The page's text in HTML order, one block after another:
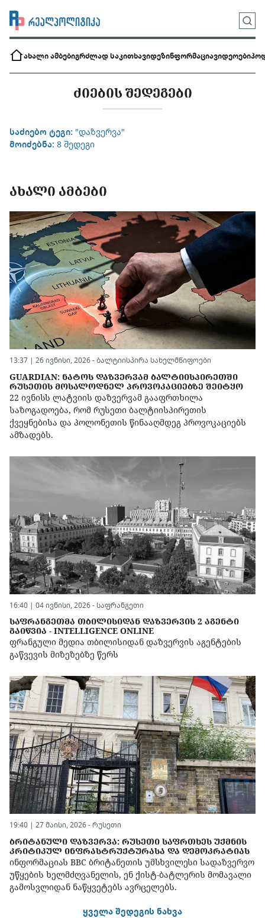
ახალი ამბებიგრძლად საკითხავიდეზინფორმაციავიდეოები
ᲫᲘᲔᲑᲘᲡ ᲨᲔᲓᲔᲒᲔᲑᲘ
საძიებო ტეგი: "დაზვერვა"
მოიძებნა: 8 შედეგი
ᲐᲮᲐᲚᲘ ᲐᲛᲑᲔᲑᲘ
13:37 | 26 ივნისი, 2026 - ბალტიისპირა სახელმწიფოები
GUARDIAN: ᲜᲐᲢᲝᲡ ᲓᲐᲖᲕᲔᲠᲕᲐᲛ ᲑᲐᲚᲢᲘᲘᲡᲞᲘᲠᲔᲗᲨᲘ
ᲠᲣᲡᲔᲗᲘᲡ ᲛᲝᲡᲐᲚᲝᲓᲜᲔᲚ ᲞᲠᲝᲕᲝᲙᲐᲪᲘᲔᲑᲖᲔ ᲨᲔᲘᲢᲧᲝ
22 ივნისს ლატვიის დაზვერვამ გააფრთხილა
საზოგადოება, რომ რუსეთი ბალტიისპირეთის
ქვეყნებისა და პოლონეთის წინააღმდეგ პროვოკაციებს
ამზადებს.
16:40 | 04 ივნისი, 2026 - საფრანგეთი
ᲡᲐᲤᲠᲐᲜᲒᲔᲗᲛᲐ ᲗᲑᲘᲚᲘᲡᲘᲓᲐᲜ ᲓᲐᲖᲕᲔᲠᲕᲘᲡ 2 ᲐᲒᲔᲜᲢᲘ
ᲒᲐᲘᲬᲕᲘᲐ - INTELLIGENCE ONLINE
ფრანგული მედია თბილისიდან დაზვერვის აგენტების
გაწვევის მიზეზებზე წერს
19:40 | 27 მაისი, 2026 - რუსეთი
ᲑᲠᲘᲢᲐᲜᲣᲚᲘ ᲓᲐᲖᲕᲔᲠᲕᲐ: ᲠᲣᲡᲔᲗᲘ ᲡᲐᲤᲠᲗᲮᲔᲡ ᲣᲥᲛᲜᲘᲡ
ᲙᲠᲘᲢᲘᲙᲣᲚ ᲘᲜᲤᲠᲐᲡᲢᲠᲣᲥᲢᲣᲠᲐᲡᲐ ᲓᲐ ᲓᲔᲛᲝᲙᲠᲐᲢᲘᲐᲡ
ინფორმაციას BBC ბრიტანეთის უმსხვილესი სადაზვერვო
უწყების ხელმძღვანელის, ენ ქისტ-ბატლერის მომავალი
გამოსვლიდან ნაწყვეტებს ავრცელებს.
ყველა შედეგის ნახვა